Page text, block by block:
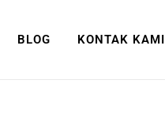
BLOG KONTAK KAMI